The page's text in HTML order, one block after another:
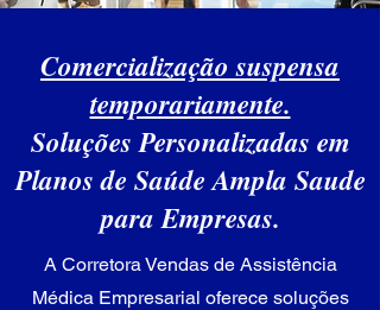
Comercialização suspensa
temporariamente.
Soluções Personalizadas em
Planos de Saúde Ampla Saude
para Empresas.
A Corretora Vendas de Assistência
Médica Empresarial oferece soluções